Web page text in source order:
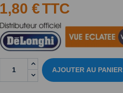
1,80 €TTC
AJOUTER AU PANIER